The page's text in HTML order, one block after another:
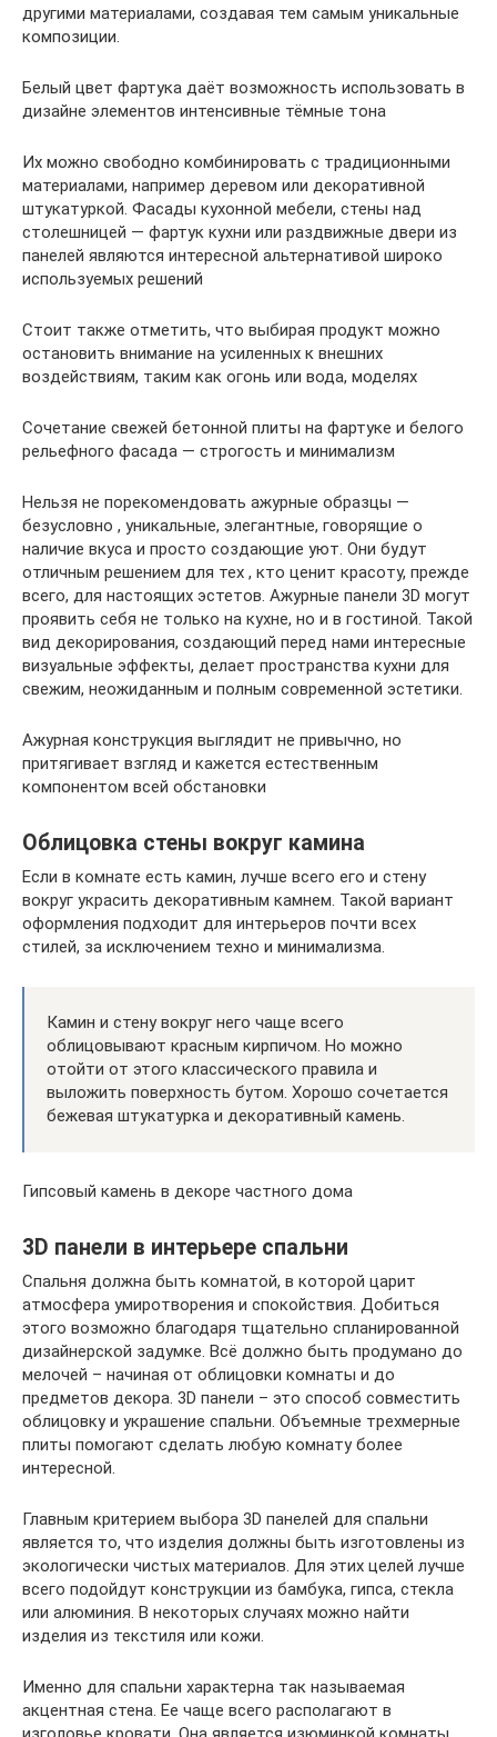
другими материалами, создавая тем самым уникальные
композиции.
Белый цвет фартука даёт возможность использовать в
дизайне элементов интенсивные тёмные тона
Их можно свободно комбинировать с традиционными
материалами, например деревом или декоративной
штукатуркой. Фасады кухонной мебели, стены над
столешницей — фартук кухни или раздвижные двери из
панелей являются интересной альтернативой широко
используемых решений
Стоит также отметить, что выбирая продукт можно
остановить внимание на усиленных к внешних
воздействиям, таким как огонь или вода, моделях
Сочетание свежей бетонной плиты на фартуке и белого
рельефного фасада — строгость и минимализм
Нельзя не порекомендовать ажурные образцы —
безусловно , уникальные, элегантные, говорящие о
наличие вкуса и просто создающие уют. Они будут
отличным решением для тех , кто ценит красоту, прежде
всего, для настоящих эстетов. Ажурные панели 3D могут
проявить себя не только на кухне, но и в гостиной. Такой
вид декорирования, создающий перед нами интересные
визуальные эффекты, делает пространства кухни для
свежим, неожиданным и полным современной эстетики.
Ажурная конструкция выглядит не привычно, но
притягивает взгляд и кажется естественным
компонентом всей обстановки
Облицовка стены вокруг камина
Если в комнате есть камин, лучше всего его и стену
вокруг украсить декоративным камнем. Такой вариант
оформления подходит для интерьеров почти всех
стилей, за исключением техно и минимализма.
Камин и стену вокруг него чаще всего
облицовывают красным кирпичом. Но можно
отойти от этого классического правила и
выложить поверхность бутом. Хорошо сочетается
бежевая штукатурка и декоративный камень.
Гипсовый камень в декоре частного дома
3D панели в интерьере спальни
Спальня должна быть комнатой, в которой царит
атмосфера умиротворения и спокойствия. Добиться
этого возможно благодаря тщательно спланированной
дизайнерской задумке. Всё должно быть продумано до
мелочей – начиная от облицовки комнаты и до
предметов декора. 3D панели – это способ совместить
облицовку и украшение спальни. Объемные трехмерные
плиты помогают сделать любую комнату более
интересной.
Главным критерием выбора 3D панелей для спальни
является то, что изделия должны быть изготовлены из
экологически чистых материалов. Для этих целей лучше
всего подойдут конструкции из бамбука, гипса, стекла
или алюминия. В некоторых случаях можно найти
изделия из текстиля или кожи.
Именно для спальни характерна так называемая
акцентная стена. Ее чаще всего располагают в